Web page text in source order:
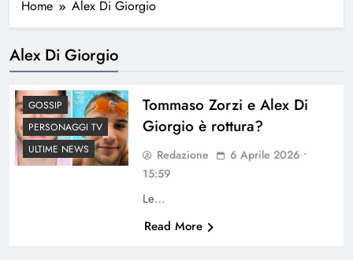
Home Alex Di Giorgio
Alex Di Giorgio
GOSSIP
PERSONAGGI TV
ULTIME NEWS
Tommaso Zorzi e Alex Di
Giorgio è rottura?
Redazione
6 Aprile 2026 •
15:59
Le…
Read More